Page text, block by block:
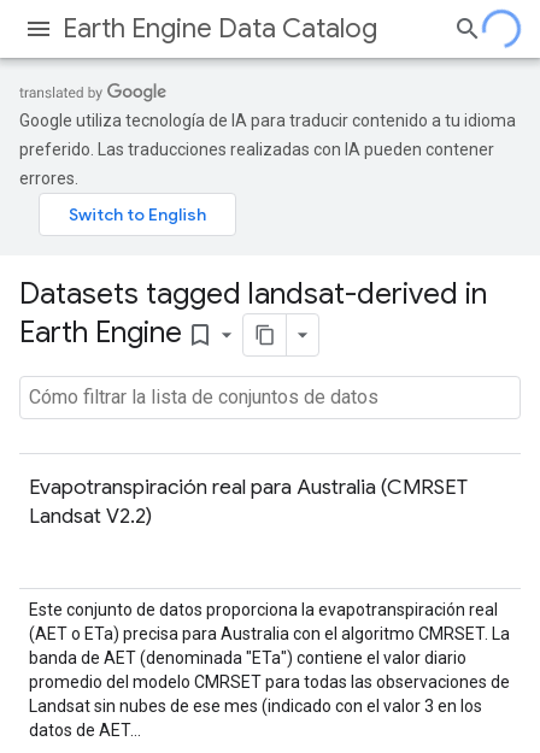
Earth Engine Data Catalog
Google utiliza tecnología de IA para traducir contenido a tu idioma
preferido. Las traducciones realizadas con IA pueden contener
errores.
Datasets tagged landsat-derived in
Earth Engine bookmark_border
Evapotranspiración real para Australia (CMRSET
Landsat V2.2)
Este conjunto de datos proporciona la evapotranspiración real
(AET o ETa) precisa para Australia con el algoritmo CMRSET. La
banda de AET (denominada "ETa") contiene el valor diario
promedio del modelo CMRSET para todas las observaciones de
Landsat sin nubes de ese mes (indicado con el valor 3 en los
datos de AET…